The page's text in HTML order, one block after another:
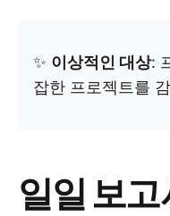
✨ 이상적인 대상:
잡한 프로젝트를
일일 보